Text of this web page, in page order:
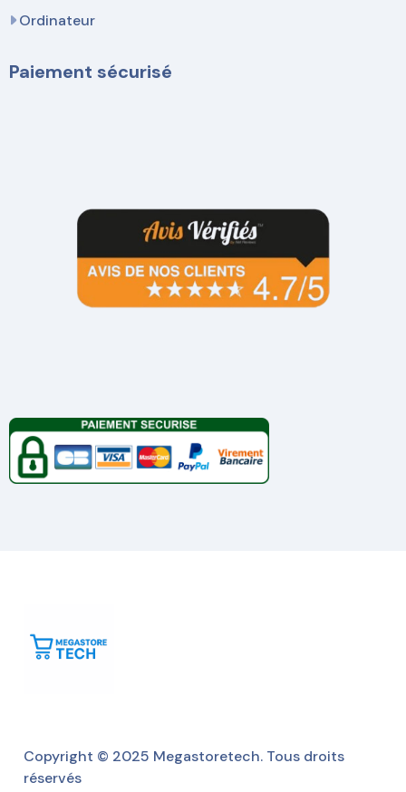
Ordinateur
Paiement sécurisé
Copyright © 2025 Megastoretech. Tous droits
réservés